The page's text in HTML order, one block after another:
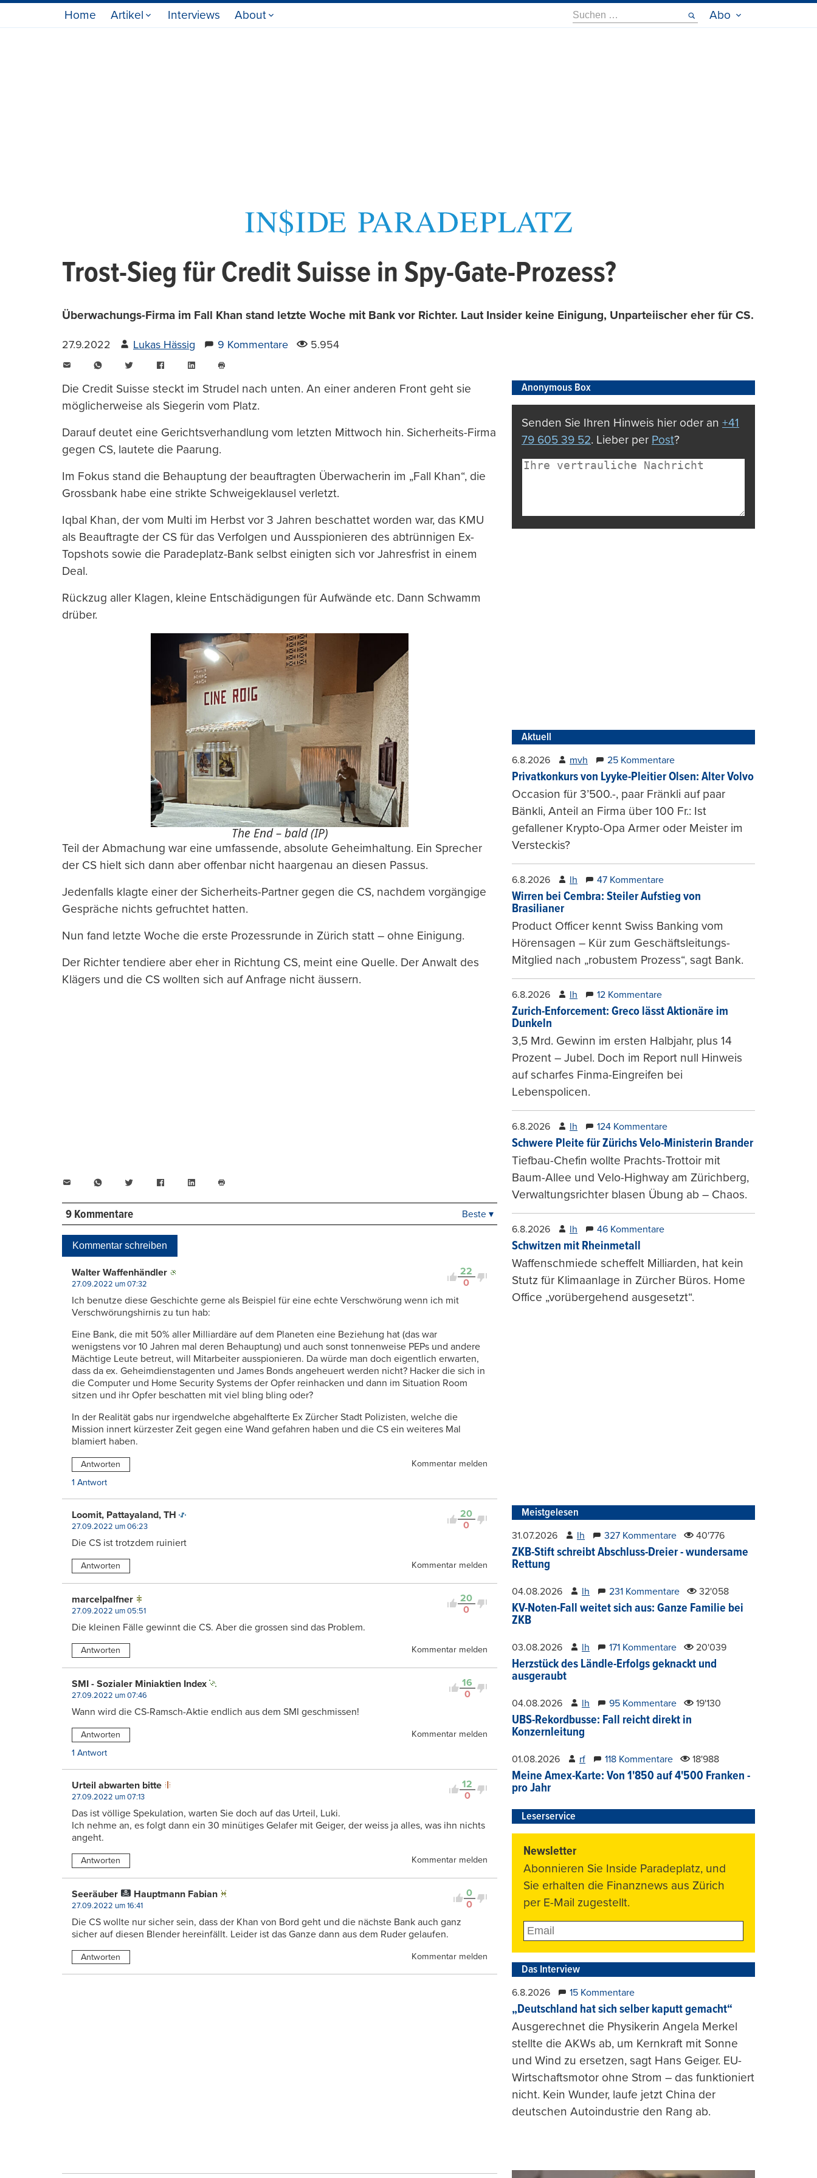
Home Artikel Interviews About
Suche
nach:
Abo
Trost-Sieg für Credit Suisse in Spy-Gate-Prozess?
Überwachungs-Firma im Fall Khan stand letzte Woche mit Bank vor Richter. Laut Insider keine Einigung, Unparteiischer eher für CS.
27.9.2022 Lukas Hässig 9 Kommentare 5.954
WhatsAppTwitter FacebookLinkedIn
drucken
Die Credit Suisse steckt im Strudel nach unten. An einer anderen Front geht sie
möglicherweise als Siegerin vom Platz.
Darauf deutet eine Gerichtsverhandlung vom letzten Mittwoch hin. Sicherheits-Firma
gegen CS, lautete die Paarung.
Im Fokus stand die Behauptung der beauftragten Überwacherin im „Fall Khan“, die
Grossbank habe eine strikte Schweigeklausel verletzt.
Iqbal Khan, der vom Multi im Herbst vor 3 Jahren beschattet worden war, das KMU
als Beauftragte der CS für das Verfolgen und Ausspionieren des abtrünnigen Ex-
Topshots sowie die Paradeplatz-Bank selbst einigten sich vor Jahresfrist in einem
Deal.
Rückzug aller Klagen, kleine Entschädigungen für Aufwände etc. Dann Schwamm
drüber.
The End – bald (IP)
Teil der Abmachung war eine umfassende, absolute Geheimhaltung. Ein Sprecher
der CS hielt sich dann aber offenbar nicht haargenau an diesen Passus.
Jedenfalls klagte einer der Sicherheits-Partner gegen die CS, nachdem vorgängige
Gespräche nichts gefruchtet hatten.
Nun fand letzte Woche die erste Prozessrunde in Zürich statt – ohne Einigung.
Der Richter tendiere aber eher in Richtung CS, meint eine Quelle. Der Anwalt des
Klägers und die CS wollten sich auf Anfrage nicht äussern.
WhatsAppTwitter FacebookLinkedIn
drucken
9 Kommentare Beste ▾
Kommentar schreiben
22
0
Walter Waffenhändler
27.09.2022 um 07:32
Ich benutze diese Geschichte gerne als Beispiel für eine echte Verschwörung wenn ich mit
Verschwörungshirnis zu tun hab:
Eine Bank, die mit 50% aller Milliardäre auf dem Planeten eine Beziehung hat (das war
wenigstens vor 10 Jahren mal deren Behauptung) und auch sonst tonnenweise PEPs und andere
Mächtige Leute betreut, will Mitarbeiter ausspionieren. Da würde man doch eigentlich erwarten,
dass da ex. Geheimdienstagenten und James Bonds angeheuert werden nicht? Hacker die sich in
die Computer und Home Security Systems der Opfer reinhacken und dann im Situation Room
sitzen und ihr Opfer beschatten mit viel bling bling oder?
In der Realität gabs nur irgendwelche abgehalfterte Ex Zürcher Stadt Polizisten, welche die
Mission innert kürzester Zeit gegen eine Wand gefahren haben und die CS ein weiteres Mal
blamiert haben.
Antworten
Kommentar melden
1 Antwort
20
0
Loomit, Pattayaland, TH
27.09.2022 um 06:23
Die CS ist trotzdem ruiniert
Antworten Kommentar melden
20
0
marcelpalfner
27.09.2022 um 05:51
Die kleinen Fälle gewinnt die CS. Aber die grossen sind das Problem.
Antworten Kommentar melden
16
0
SMI - Sozialer Miniaktien Index
27.09.2022 um 07:46
Wann wird die CS-Ramsch-Aktie endlich aus dem SMI geschmissen!
Antworten
Kommentar melden
1 Antwort
12
0
Urteil abwarten bitte
27.09.2022 um 07:13
Das ist völlige Spekulation, warten Sie doch auf das Urteil, Luki.
Ich nehme an, es folgt dann ein 30 minütiges Gelafer mit Geiger, der weiss ja alles, was ihn nichts
angeht.
Antworten Kommentar melden
0
0
Seeräuber Hauptmann Fabian
27.09.2022 um 16:41
Die CS wollte nur sicher sein, dass der Khan von Bord geht und die nächste Bank auch ganz
sicher auf diesen Blender hereinfällt. Leider ist das Ganze dann aus dem Ruder gelaufen.
Antworten Kommentar melden
Anonymous Box
Senden Sie Ihren Hinweis hier oder an +41
79 605 39 52. Lieber per Post?
Aktuell
6.8.2026 mvh 25 Kommentare
Privatkonkurs von Lyyke-Pleitier Olsen: Alter Volvo
Occasion für 3’500.-, paar Fränkli auf paar
Bänkli, Anteil an Firma über 100 Fr.: Ist
gefallener Krypto-Opa Armer oder Meister im
Versteckis?
6.8.2026 lh 47 Kommentare
Wirren bei Cembra: Steiler Aufstieg von
Brasilianer
Product Officer kennt Swiss Banking vom
Hörensagen – Kür zum Geschäftsleitungs-
Mitglied nach „robustem Prozess“, sagt Bank.
6.8.2026 lh 12 Kommentare
Zurich-Enforcement: Greco lässt Aktionäre im
Dunkeln
3,5 Mrd. Gewinn im ersten Halbjahr, plus 14
Prozent – Jubel. Doch im Report null Hinweis
auf scharfes Finma-Eingreifen bei
Lebenspolicen.
6.8.2026 lh 124 Kommentare
Schwere Pleite für Zürichs Velo-Ministerin Brander
Tiefbau-Chefin wollte Prachts-Trottoir mit
Baum-Allee und Velo-Highway am Zürichberg,
Verwaltungsrichter blasen Übung ab – Chaos.
6.8.2026 lh 46 Kommentare
Schwitzen mit Rheinmetall
Waffenschmiede scheffelt Milliarden, hat kein
Stutz für Klimaanlage in Zürcher Büros. Home
Office „vorübergehend ausgesetzt“.
Meistgelesen
31.07.2026 lh 327 Kommentare 40'776
ZKB-Stift schreibt Abschluss-Dreier - wundersame
Rettung
04.08.2026 lh 231 Kommentare 32'058
KV-Noten-Fall weitet sich aus: Ganze Familie bei
ZKB
03.08.2026 lh 171 Kommentare 20'039
Herzstück des Ländle-Erfolgs geknackt und
ausgeraubt
04.08.2026 lh 95 Kommentare 19'130
UBS-Rekordbusse: Fall reicht direkt in
Konzernleitung
01.08.2026 rf 118 Kommentare 18'988
Meine Amex-Karte: Von 1'850 auf 4'500 Franken -
pro Jahr
Leserservice
Newsletter
Abonnieren Sie Inside Paradeplatz, und
Sie erhalten die Finanznews aus Zürich
per E-Mail zugestellt.
Das Interview
6.8.2026 15 Kommentare
„Deutschland hat sich selber kaputt gemacht“
Ausgerechnet die Physikerin Angela Merkel
stellte die AKWs ab, um Kernkraft mit Sonne
und Wind zu ersetzen, sagt Hans Geiger. EU-
Wirtschaftsmotor ohne Strom – das funktioniert
nicht. Kein Wunder, laufe jetzt China der
deutschen Autoindustrie den Rang ab.